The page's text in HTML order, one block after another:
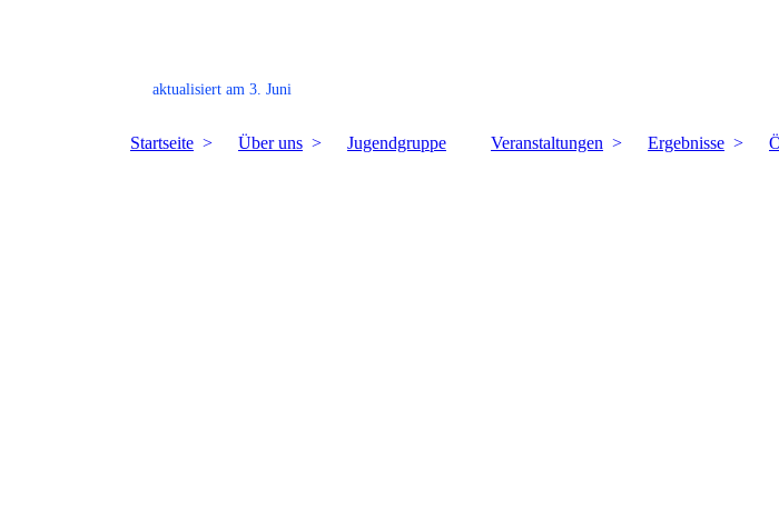
aktualisiert am 3. Juni
Startseite Über uns Jugendgruppe Veranstaltungen Ergebnisse